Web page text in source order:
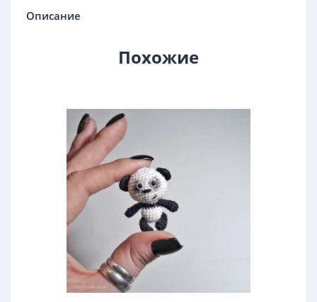
Описание
Похожие